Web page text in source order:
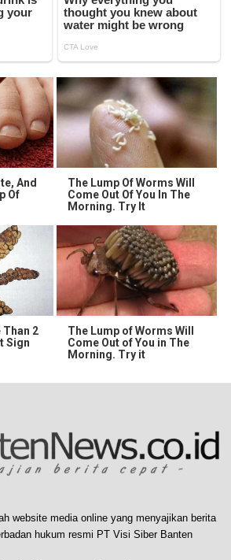
And
Of
The Lump Of Worms Will
Come Out Of You In The
Morning. Try It
Than 2
Sign
The Lump of Worms Will
Come Out of You in The
Morning. Try it
website media online yang menyajikan berita
hukum resmi PT Visi Siber Banten